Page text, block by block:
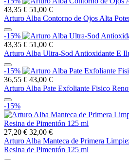
43,35 € 51,00 €
Arturo Alba Contorno de Ojos Alta
-15%
43,35 € 51,00 €
Arturo Alba Ultra-Sod Antioxidante E
-15%
36,55 € 43,00 €
Arturo Alba Pate Exfoliante Fisico
-15%
27,20 € 32,00 €
Arturo Alba Manteca de Primera
Resina de Pimentón 125 ml